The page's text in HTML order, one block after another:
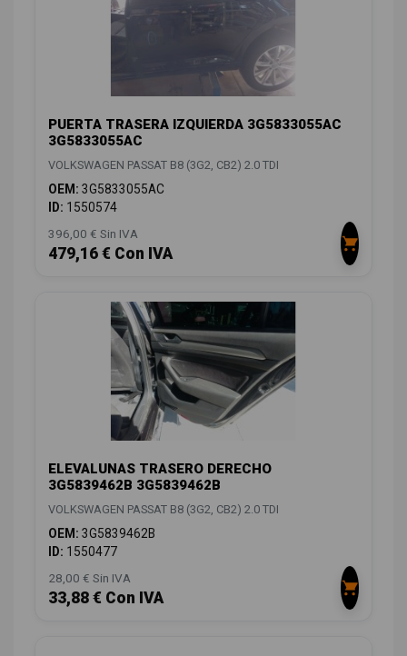
PUERTA TRASERA IZQUIERDA 3G5833055AC
3G5833055AC
VOLKSWAGEN PASSAT B8 (3G2, CB2) 2.0 TDI
OEM: 3G5833055AC
ID: 1550574
396,00 € Sin IVA
479,16 € Con IVA
ELEVALUNAS TRASERO DERECHO
3G5839462B 3G5839462B
VOLKSWAGEN PASSAT B8 (3G2, CB2) 2.0 TDI
OEM: 3G5839462B
ID: 1550477
28,00 € Sin IVA
33,88 € Con IVA